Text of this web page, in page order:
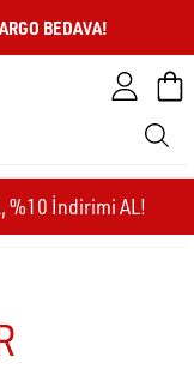
BEDAVA!
%10 İndirimi AL!